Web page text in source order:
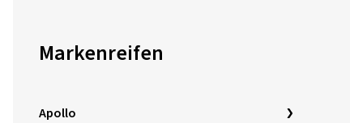
Markenreifen
Apollo